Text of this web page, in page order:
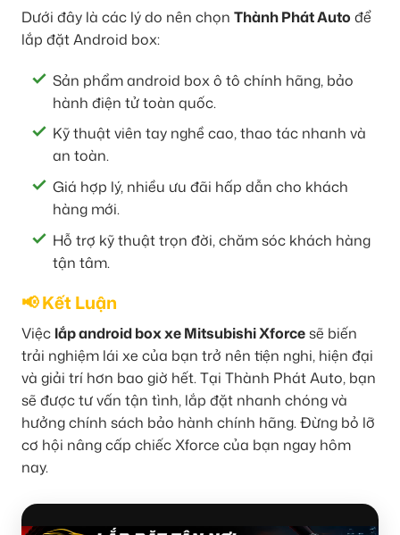
Dưới đây là các lý do nên chọn Thành Phát Auto để
lắp đặt Android box:
Sản phẩm android box ô tô chính hãng, bảo
hành điện tử toàn quốc.
Kỹ thuật viên tay nghề cao, thao tác nhanh và
an toàn.
Giá hợp lý, nhiều ưu đãi hấp dẫn cho khách
hàng mới.
Hỗ trợ kỹ thuật trọn đời, chăm sóc khách hàng
tận tâm.
📢 Kết Luận
Việc lắp android box xe Mitsubishi Xforcesẽ biến
trải nghiệm lái xe của bạn trở nên tiện nghi, hiện đại
và giải trí hơn bao giờ hết. Tại Thành Phát Auto, bạn
sẽ được tư vấn tận tình, lắp đặt nhanh chóng và
hưởng chính sách bảo hành chính hãng. Đừng bỏ lỡ
cơ hội nâng cấp chiếc Xforce của bạn ngay hôm
nay.